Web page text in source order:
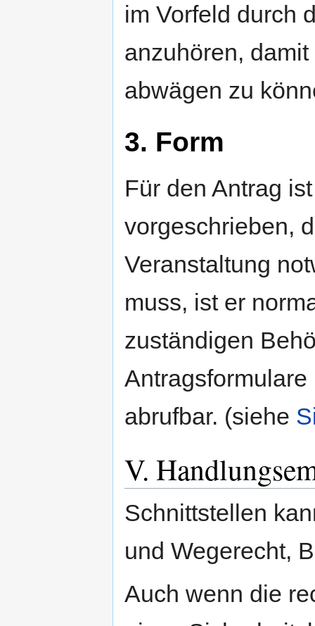
im Vorfeld durch
anzuhören,
abwägen zu
3. Form
Für den Antrag
vorgeschrieben,
Veranstaltung
muss, ist er
zuständigen
abrufbar. (siehe
V.
Schnittstellen
und Wegerecht,
Auch wenn die